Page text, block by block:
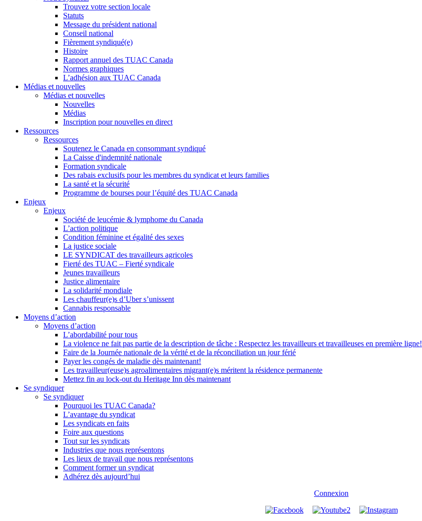
Trouvez votre section locale
Statuts
Message du président national
Conseil national
Fièrement syndiqué(e)
Histoire
Rapport annuel des TUAC Canada
Normes graphiques
L’adhésion aux TUAC Canada
Médias et nouvelles
Médias et nouvelles
Nouvelles
Médias
Inscription pour nouvelles en direct
Ressources
Ressources
Soutenez le Canada en consommant syndiqué
La Caisse d'indemnité nationale
Formation syndicale
Des rabais exclusifs pour les membres du syndicat et leurs families
La santé et la sécurité
Programme de bourses pour l’équité des TUAC Canada
Enjeux
Enjeux
Société de leucémie & lymphome du Canada
L’action politique
Condition féminine et égalité des sexes
La justice sociale
LE SYNDICAT des travailleurs agricoles
Fierté des TUAC – Fierté syndicale
Jeunes travailleurs
Justice alimentaire
La solidarité mondiale
Les chauffeur(e)s d’Uber s’unissent
Cannabis responsable
Moyens d’action
Moyens d’action
L’abordabilité pour tous
La violence ne fait pas partie de la description de tâche : Respectez les travailleurs et travailleuses en première ligne!
Faire de la Journée nationale de la vérité et de la réconciliation un jour férié
Payer les congés de maladie dès maintenant!
Les travailleur(euse)s agroalimentaires migrant(e)s méritent la résidence permanente
Mettez fin au lock-out du Heritage Inn dès maintenant
Se syndiquer
Se syndiquer
Pourquoi les TUAC Canada?
L’avantage du syndicat
Les syndicats en faits
Foire aux questions
Tout sur les syndicats
Industries que nous représentons
Les lieux de travail que nous représentons
Comment former un syndicat
Adhérez dès aujourd’hui
Connexion